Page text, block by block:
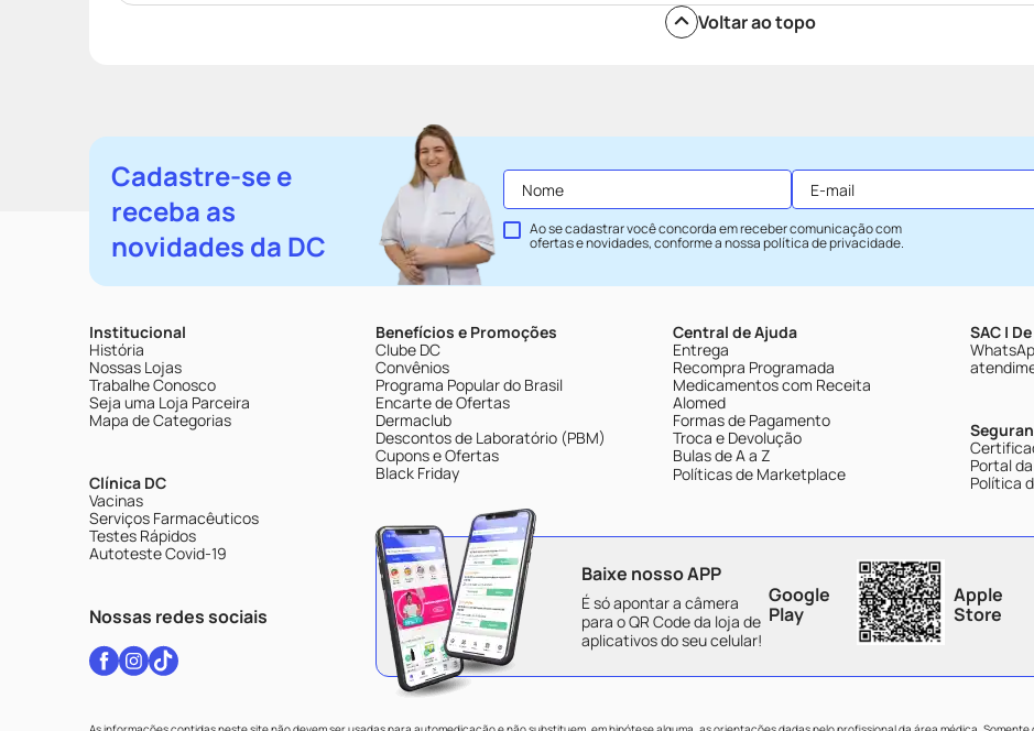
Voltar ao topo
Cadastre-se e
receba as
novidades da DC
Ao se cadastrar você concorda em receber comunicação com
ofertas e novidades, conforme a nossapolítica de privacidade.
Institucional
História
Nossas Lojas
Trabalhe Conosco
Seja uma Loja Parceira
Mapa de Categorias
Clínica DC
Vacinas
Serviços Farmacêuticos
Testes Rápidos
Autoteste Covid-19
Nossas redes sociais
Benefícios e Promoções
Clube DC
Convênios
Programa Popular do Brasil
Encarte de Ofertas
Dermaclub
Descontos de Laboratório (PBM)
Cupons e Ofertas
Black Friday
Central de Ajuda
Entrega
Recompra Programada
Medicamentos com Receita
Alomed
Formas de Pagamento
Troca e Devolução
Bulas de A a Z
Políticas de Marketplace
SAC |
Portal
Política
Baixe nosso APP
É só apontar a câmera
para o QR Code da loja de
aplicativos do seu celular!
Google
Play
Apple
Store